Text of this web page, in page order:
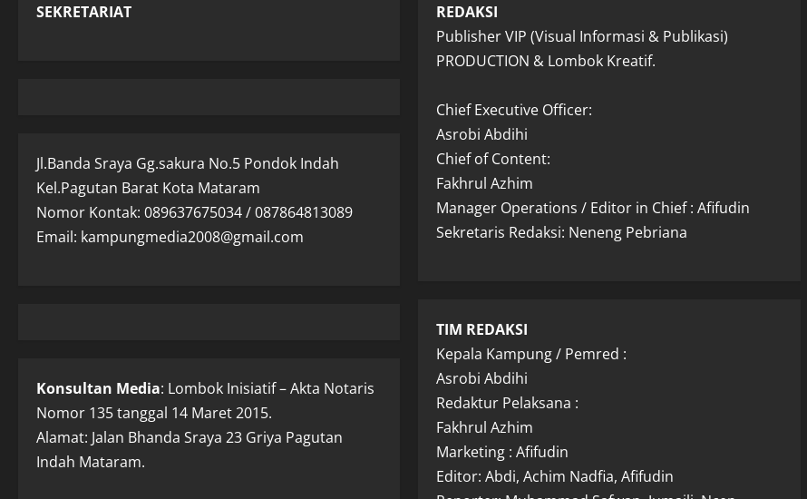
SEKRETARIAT
Jl.Banda Sraya Gg.sakura No.5 Pondok Indah
Kel.Pagutan Barat Kota Mataram
Nomor Kontak: 089637675034 / 087864813089
Email: kampungmedia2008@gmail.com
Konsultan Media: Lombok Inisiatif – Akta Notaris
Nomor 135 tanggal 14 Maret 2015.
Alamat: Jalan Bhanda Sraya 23 Griya Pagutan
Indah Mataram.
REDAKSI
Publisher VIP (Visual Informasi & Publikasi)
PRODUCTION & Lombok Kreatif.
Chief Executive Officer:
Asrobi Abdihi
Chief of Content:
Fakhrul Azhim
Manager Operations / Editor in Chief : Afifudin
Sekretaris Redaksi: Neneng Pebriana
TIM REDAKSI
Kepala Kampung / Pemred :
Asrobi Abdihi
Redaktur Pelaksana :
Fakhrul Azhim
Marketing : Afifudin
Editor: Abdi, Achim Nadfia, Afifudin